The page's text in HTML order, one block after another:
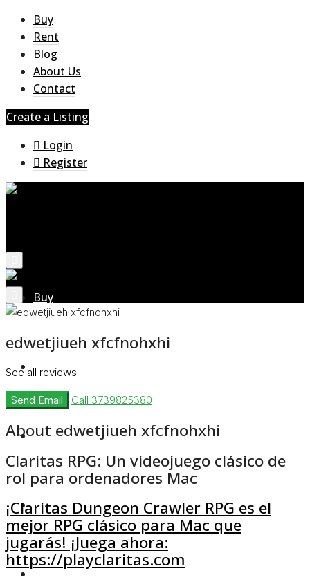
Buy
Rent
Blog
About Us
Contact
Create a Listing
Login
Register
Buy
Rent
Blog
About Us
Contact
edwetjiueh xfcfnohxhi
See all reviews
Send Email Call 3739825380
About edwetjiueh xfcfnohxhi
Claritas RPG: Un videojuego clásico de
rol para ordenadores Mac
¡Claritas Dungeon Crawler RPG es el
mejor RPG clásico para Mac que
jugarás! ¡Juega ahora:
https://playclaritas.com